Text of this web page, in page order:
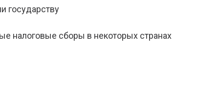
государству
налоговые сборы в некоторых странах